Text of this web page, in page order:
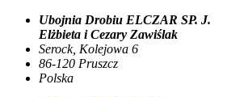
Ubojnia Drobiu ELCZAR SP. J.
Elżbieta i Cezary Zawiślak
Serock, Kolejowa 6
86-120 Pruszcz
Polska